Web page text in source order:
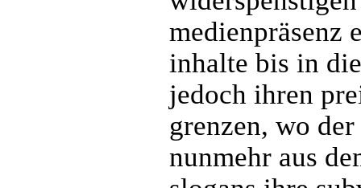
medienpräsenz
inhalte bis in
jedoch ihren
grenzen, wo
nunmehr aus